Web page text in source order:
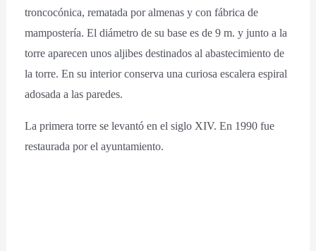
troncocónica, rematada por almenas y con fábrica de
mampostería. El diámetro de su base es de 9 m. y junto a la
torre aparecen unos aljibes destinados al abastecimiento de
la torre. En su interior conserva una curiosa escalera espiral
adosada a las paredes.
La primera torre se levantó en el siglo XIV. En 1990 fue
restaurada por el ayuntamiento.